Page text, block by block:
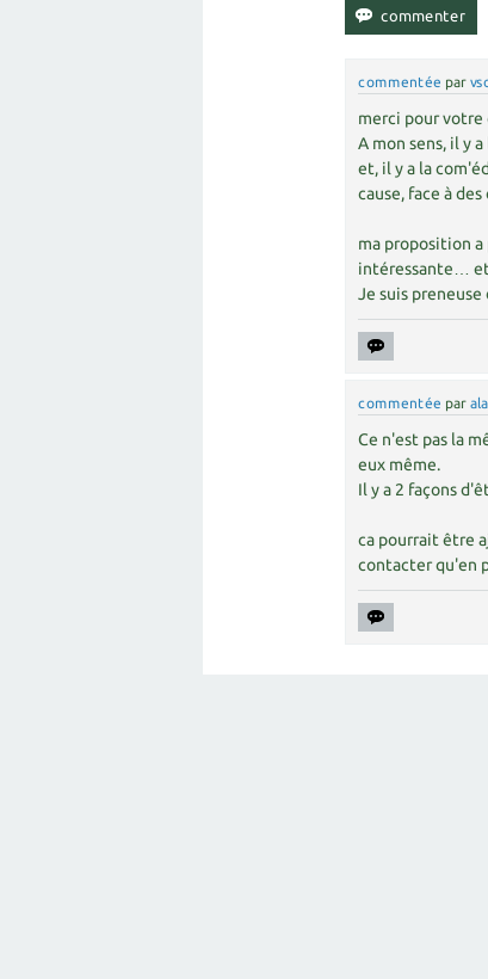
commentée par
merci pour
A mon sens, il y
et, il y a la
cause, face à
ma proposition
intéressante… et
Je suis
commentée par
Ce n'est pas la
eux même.
Il y a 2 façons
ca pourrait être
contacter qu'en